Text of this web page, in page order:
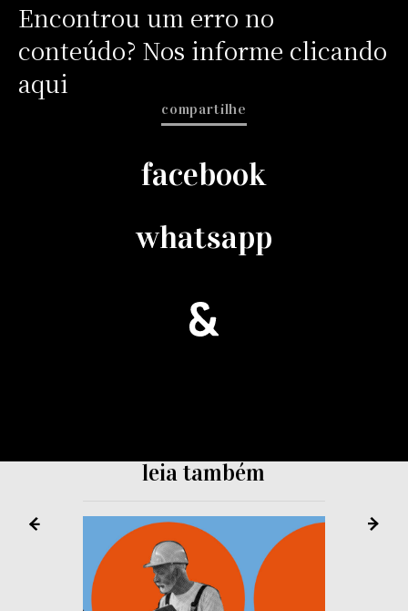
Encontrou um erro no
conteúdo? Nos informe clicando
aqui
compartilhe
facebook
whatsapp
leia também